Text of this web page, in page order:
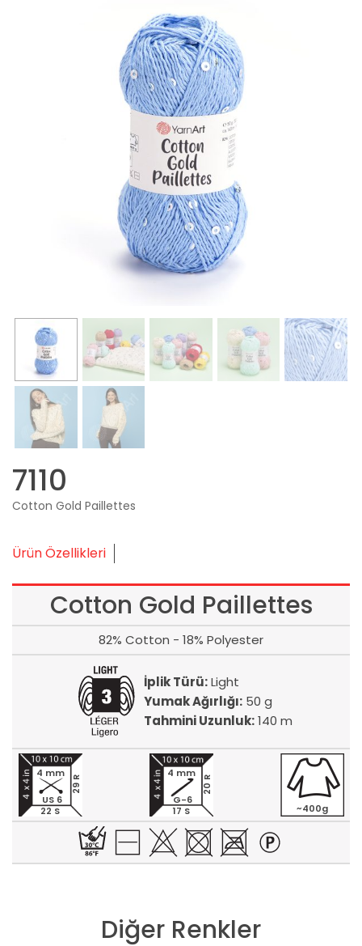
7110
Cotton Gold Paillettes
Ürün Özellikleri
Cotton Gold Paillettes
82% Cotton - 18% Polyester
İplik Türü:Light
Yumak Ağırlığı: 50 g
Tahmini Uzunluk:140 m
22 S
29 R
4 mm
US 6
17 S
20 R
4 mm
G-6
~400g
Diğer Renkler